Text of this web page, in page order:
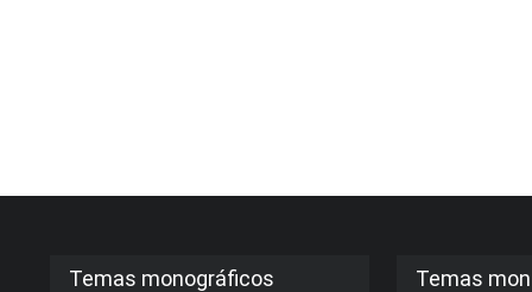
Temas monográficos Temas